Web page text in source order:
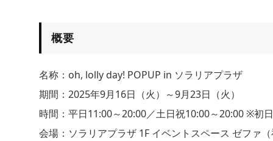
概要
名称：oh, lolly day! POPUP in ソラリアプラザ
期間：2025年9月16日（火）～9月23日（火）
時間：平日11:00～20:00／土日祝10:00～20:00 ※初
会場：ソラリアプラザ 1F イベントスペース ゼファ